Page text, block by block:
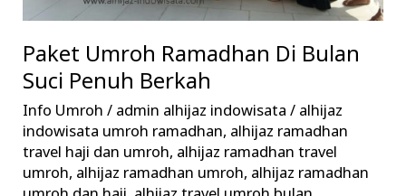
Paket Umroh Ramadhan Di Bulan
Suci Penuh Berkah
Info Umroh / admin alhijaz indowisata/ alhijaz
indowisata umroh ramadhan, alhijaz ramadhan
travel haji dan umroh, alhijaz ramadhan travel
umroh, alhijaz ramadhan umroh, alhijaz ramadhan